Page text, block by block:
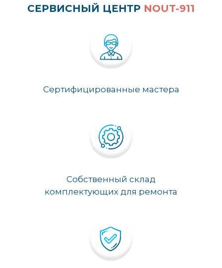
СЕРВИСНЫЙ ЦЕНТР NOUT-911
Сертифицированные мастера
Собственный склад
комплектующих для ремонта